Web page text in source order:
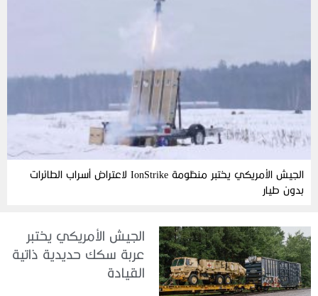
الجيش الأمريكي يختبر منظومة IonStrike لاعتراض أسراب الطائرات
بدون طيار
الجيش الأمريكي يختبر
عربة سكك حديدية ذاتية
القيادة